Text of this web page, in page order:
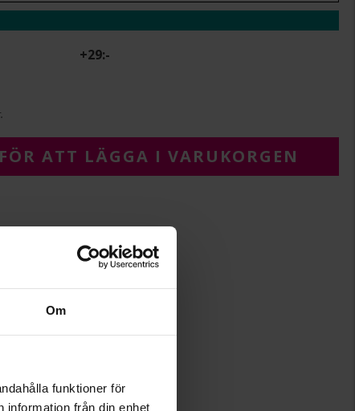
Om
funktioner för
information från din enhet
+29:-
ATT LÄGGA I VARUKORGEN
Gold
(H)